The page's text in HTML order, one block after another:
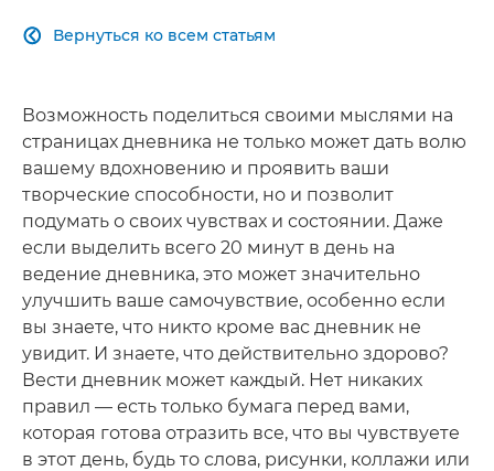
Вернуться ко всем статьям

Возможность поделиться своими мыслями на
страницах дневника не только может дать волю
вашему вдохновению и проявить ваши
творческие способности, но и позволит
подумать о своих чувствах и состоянии. Даже
если выделить всего 20 минут в день на
ведение дневника, это может значительно
улучшить ваше самочувствие, особенно если
вы знаете, что никто кроме вас дневник не
увидит. И знаете, что действительно здорово?
Вести дневник может каждый. Нет никаких
правил — есть только бумага перед вами,
которая готова отразить все, что вы чувствуете
в этот день, будь то слова, рисунки, коллажи или